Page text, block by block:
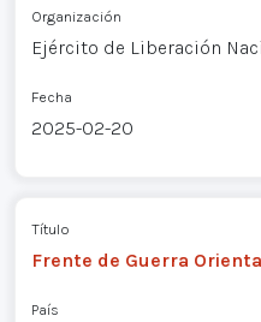
Organización
Ejército de Liberación
Fecha
2025-02-20
Título
Frente de Guerra
País